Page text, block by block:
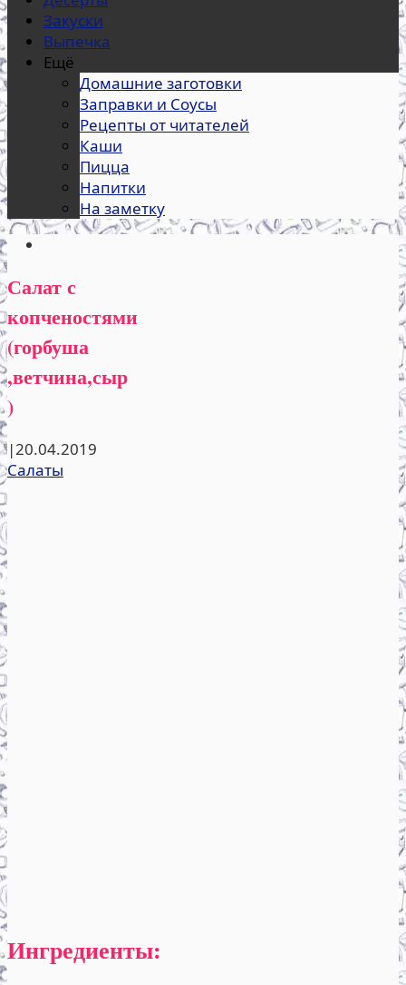
Закуски
Выпечка
Ещё
Домашние заготовки
Заправки и Соусы
Рецепты от читателей
Каши
Пицца
Напитки
На заметку
Салат с
копченостями
(горбуша
,ветчина,сыр
)
|20.04.2019
Салаты
Ингредиенты: